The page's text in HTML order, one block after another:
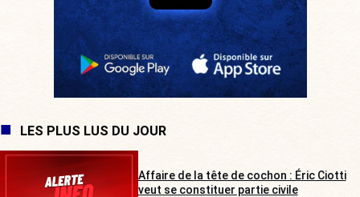
LES PLUS LUS DU JOUR
Affaire de la tête de cochon : Éric Ciotti
veut se constituer partie civile